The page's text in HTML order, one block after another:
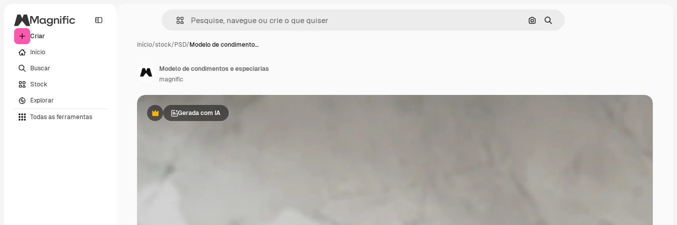
Criar
Início
Buscar
Stock
Explorar
Todas as ferramentas
Pesquisar por imagem
Buscar
Início/stock/PSD/Modelo de condimento…
PremiumGerada com IA
Modelo de condimentos e especiarias
magnific